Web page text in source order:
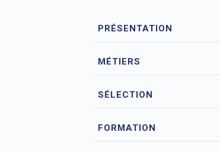
PRÉSENTATION
MÉTIERS
SÉLECTION
FORMATION